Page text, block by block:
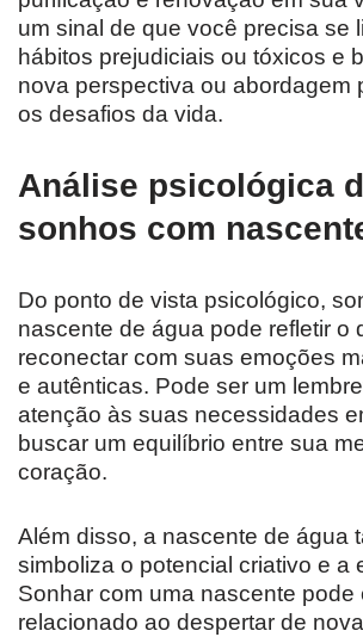
um sinal de que você precisa se
hábitos prejudiciais ou tóxicos e
nova perspectiva ou abordagem
os desafios da vida.
Análise psicológica
sonhos com
Do ponto de vista psicológico,
nascente de água pode refletir o
reconectar com suas emoções
e autênticas. Pode ser um
atenção às suas necessidades
buscar um equilíbrio entre sua
coração.
Além disso, a nascente de água
simboliza o potencial criativo e a
Sonhar com uma nascente pode
relacionado ao despertar de